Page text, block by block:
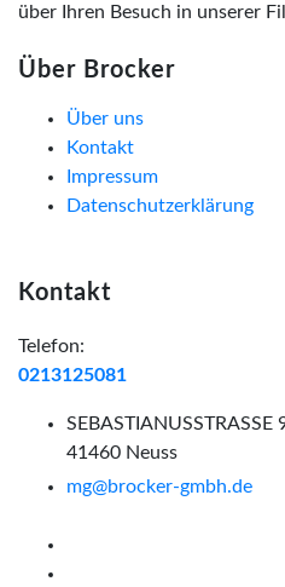
über Ihren Besuch in unserer
Über Brocker
Über uns
Kontakt
Impressum
Datenschutzerklärung
Kontakt
Telefon:
0213125081
SEBASTIANUSSTRASSE
41460 Neuss
mg@brocker-gmbh.de